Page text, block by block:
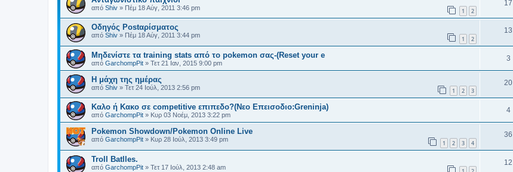
από Shiv » Πέμ 18 Αύγ, 2011 3:46 pm 1 2
17
Οδηγός Postαρίσματος
από Shiv » Πέμ 18 Αύγ, 2011 3:44 pm 1 2
13
Μηδενίστε τα training stats από το pokemon σας-(Reset your e
από GarchompPit » Τετ 21 Ιαν, 2015 9:00 pm
3
Η μάχη της ημέρας
από Shiv » Τετ 24 Ιούλ, 2013 2:56 pm 1 2 3
20
Καλο ή Κακο σε competitive επιπεδο?(Nεο Επεισοδιο:Greninja)
από GarchompPit » Κυρ 03 Νοέμ, 2013 3:22 pm
4
Pokemon Showdown/Pokemon Online Live
από GarchompPit » Κυρ 28 Ιούλ, 2013 3:49 pm 1 2 3 4
36
Troll Batlles.
από GarchompPit » Τετ 17 Ιούλ, 2013 2:48 am
12